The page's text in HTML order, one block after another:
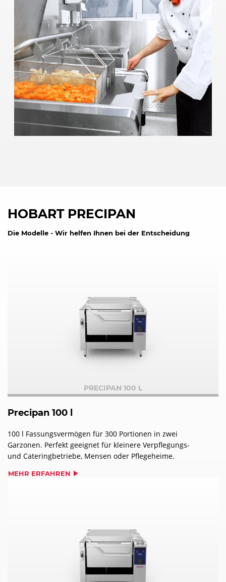
HOBART PRECIPAN
Die Modelle - Wir helfen Ihnen bei der Entscheidung
PRECIPAN 100 L
Precipan 100 l
100 l Fassungsvermögen für 300 Portionen in zwei
Garzonen. Perfekt geeignet für kleinere Verpflegungs-
und Cateringbetriebe, Mensen oder Pflegeheime.
MEHR ERFAHREN